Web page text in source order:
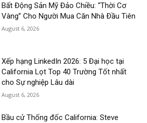
Bất Động Sản Mỹ Đảo Chiều: “Thời Cơ
Vàng” Cho Người Mua Căn Nhà Đầu Tiên
August 6, 2026
Xếp hạng LinkedIn 2026: 5 Đại học tại
California Lọt Top 40 Trường Tốt nhất
cho Sự nghiệp Lâu dài
August 6, 2026
Bầu cử Thống đốc California: Steve